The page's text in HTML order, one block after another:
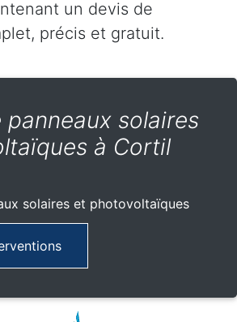
un devis de
précis et gratuit.
solaires
à Cortil
solaires et photovoltaïques